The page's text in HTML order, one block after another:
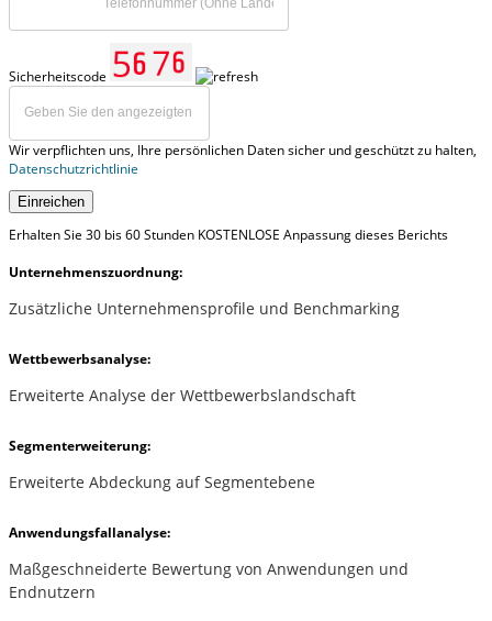
Sicherheitscode
Wir verpflichten uns, Ihre persönlichen Daten sicher und geschützt zu halten,
Datenschutzrichtlinie
Einreichen
Erhalten Sie 30 bis 60 Stunden KOSTENLOSE Anpassung dieses Berichts
Unternehmenszuordnung:
Zusätzliche Unternehmensprofile und Benchmarking
Wettbewerbsanalyse:
Erweiterte Analyse der Wettbewerbslandschaft
Segmenterweiterung:
Erweiterte Abdeckung auf Segmentebene
Anwendungsfallanalyse:
Maßgeschneiderte Bewertung von Anwendungen und
Endnutzern